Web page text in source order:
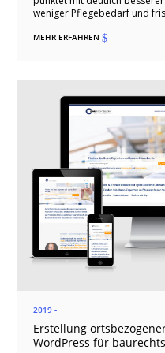
weniger Pflegebedarf und
MEHR ERFAHREN$
2019 -
Erstellung
WordPress für